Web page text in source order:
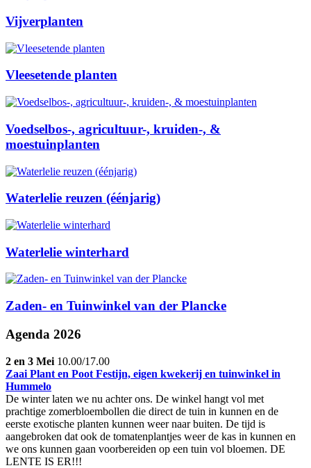
Vijverplanten
Vleesetende planten
Voedselbos-, agricultuur-, kruiden-, &
moestuinplanten
Waterlelie reuzen (éénjarig)
Waterlelie winterhard
Zaden- en Tuinwinkel van der Plancke
Agenda 2026
2 en 3 Mei 10.00/17.00
Zaai Plant en Poot Festijn, eigen kwekerij en tuinwinkel in
Hummelo
De winter laten we nu achter ons. De winkel hangt vol met
prachtige zomerbloembollen die direct de tuin in kunnen en de
eerste exotische planten kunnen weer naar buiten. De tijd is
aangebroken dat ook de tomatenplantjes weer de kas in kunnen en
we ons kunnen gaan voorbereiden op een tuin vol bloemen. DE
LENTE IS ER!!!